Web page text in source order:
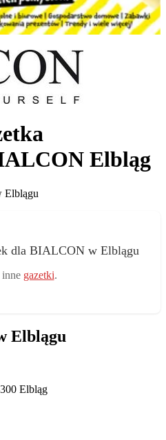
Elbląg
Elblągu
dla BIALCON w Elblągu
gazetki.
Elblągu
Elbląg